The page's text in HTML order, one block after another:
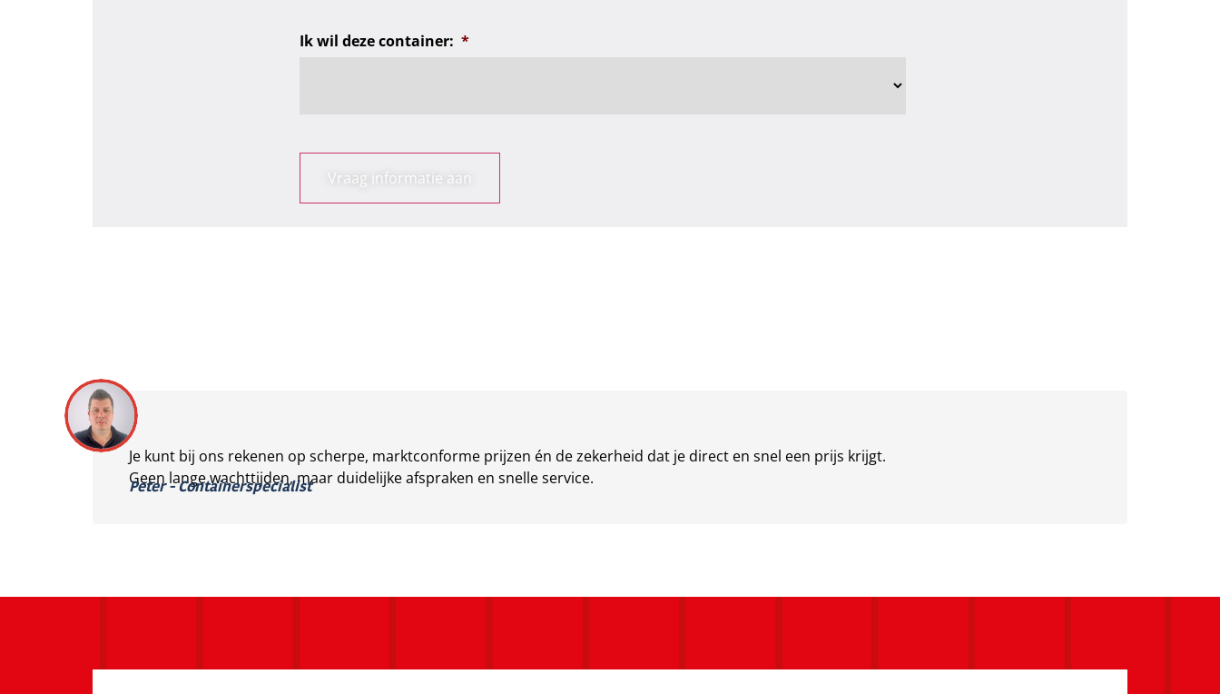
Ik wil deze container: *
Je kunt bij ons rekenen op scherpe, marktconforme prijzen én de zekerheid dat je direct en snel een prijs krijgt.
Geen lange wachttijden, maar duidelijke afspraken en snelle service.
Peter - Containerspecialist